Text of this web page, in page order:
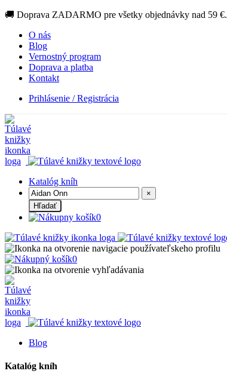
🚚 Doprava ZADARMO pre všetky objednávky nad 59 €.
O nás
Blog
Vernostný program
Doprava a platba
Kontakt
Prihlásenie / Registrácia
Katalóg kníh
×
Hľadať
0
0
Blog
Katalóg kníh